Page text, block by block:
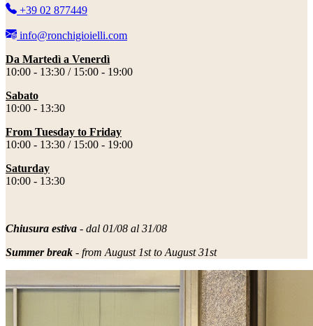
+39 02 877449
info@ronchigioielli.com
Da Martedì a Venerdì
10:00 - 13:30 / 15:00 - 19:00
Sabato
10:00 - 13:30
From Tuesday to Friday
10:00 - 13:30 / 15:00 - 19:00
Saturday
10:00 - 13:30
Chiusura estiva - dal 01/08 al 31/08
Summer break - from August 1st to August 31st